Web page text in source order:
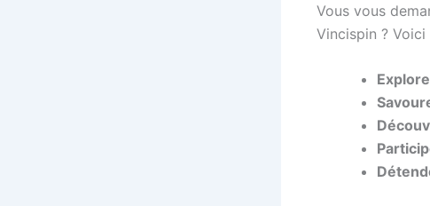
Vous vous
Vincispin ?